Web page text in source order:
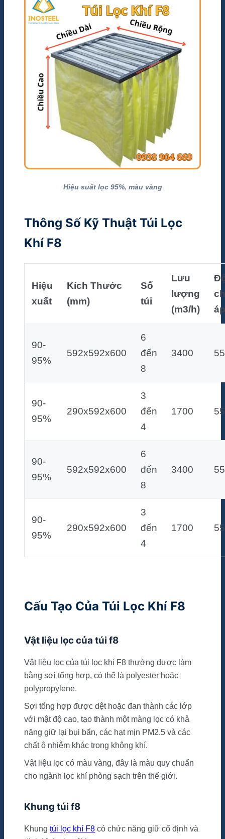
Hiệu suất lọc 95%, màu vàng
Thông Số Kỹ Thuật Túi Lọc
Khí F8
Hiệu
xuất
Kích Thước
(mm)
Số
túi
Lưu
lượng
(m3/h)
áp
90-
95%
592x592x600
6
đến
8
3400
90-
95%
290x592x600
3
đến
4
1700
90-
95%
592x592x600
6
đến
8
3400
90-
95%
290x592x600
3
đến
4
1700
Cấu Tạo Của Túi Lọc Khí F8
Vật liệu lọc của túi f8
Vật liệu lọc của túi lọc khí F8 thường được làm
bằng sợi tổng hợp, có thể là polyester hoặc
polypropylene.
Sợi tổng hợp được dệt hoặc đan thành các lớp
với mật độ cao, tạo thành một màng lọc có khả
năng giữ lại bụi bẩn, các hạt mịn PM2.5 và các
chất ô nhiễm khác trong không khí.
Vật liệu lọc có màu vàng, đây là màu quy chuẩn
cho ngành lọc khí phòng sạch trên thế giới.
Khung túi f8
Khung túi lọc khí F8 có chức năng giữ cố định và